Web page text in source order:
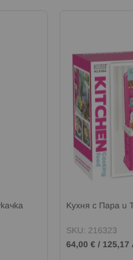
Кухня с Пара и
SKU: 216323
64,00 € / 125,17